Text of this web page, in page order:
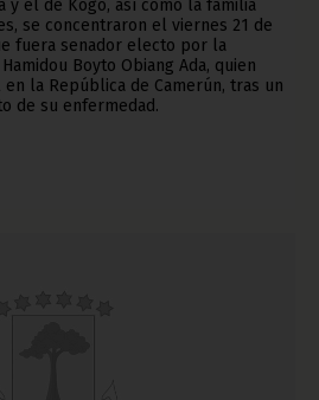
y el de Kogo, así como la familia
se concentraron el viernes 21 de
fuera senador electo por la
Boyto Obiang Ada, quien
la República de Camerún, tras un
de su enfermedad.